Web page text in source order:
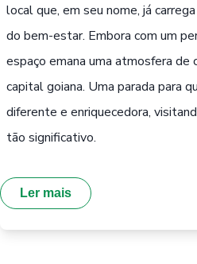
local que, em seu nome, já
do bem-estar. Embora com um
espaço emana uma atmosfera de
capital goiana. Uma parada para
diferente e enriquecedora,
tão significativo.
Ler mais